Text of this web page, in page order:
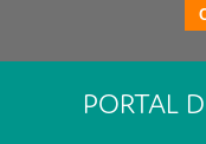
PORTAL